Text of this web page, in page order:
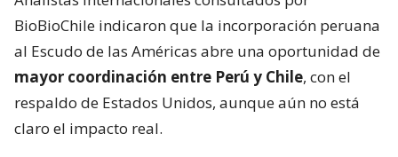
BioBioChile indicaron que la incorporación peruana
al Escudo de las Américas abre una oportunidad de
mayor coordinación entre Perú y Chile, con el
respaldo de Estados Unidos, aunque aún no está
claro el impacto real.